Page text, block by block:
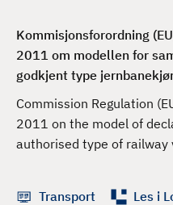
Kommisjonsforordning
2011 om modellen for
godkjent type
Commission Regulation
2011 on the model of
authorised type of railway
Transport Les i